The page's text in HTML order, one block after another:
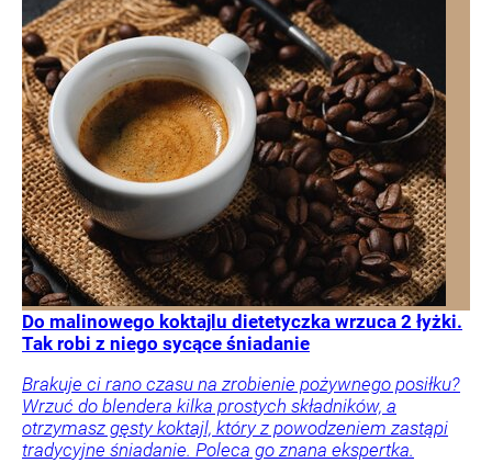
Do malinowego koktajlu dietetyczka wrzuca 2 łyżki.
Tak robi z niego sycące śniadanie
Brakuje ci rano czasu na zrobienie pożywnego posiłku?
Wrzuć do blendera kilka prostych składników, a
otrzymasz gęsty koktajl, który z powodzeniem zastąpi
tradycyjne śniadanie. Poleca go znana ekspertka.